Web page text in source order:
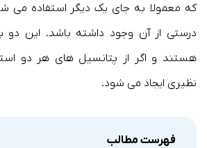
که معمولا به جای یک دیگر استفاده می
درستی از آن وجود داشته باشد. این دو
هستند و اگر از پتانسیل های هر دو
نظیری ایجاد می شود.
فهرست مطالب